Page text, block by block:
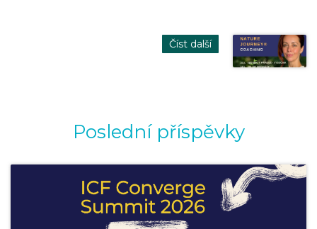
Číst další
Poslední příspěvky